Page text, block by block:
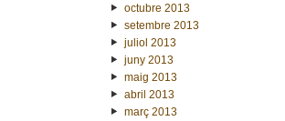
octubre 2013
setembre 2013
juliol 2013
juny 2013
maig 2013
abril 2013
març 2013